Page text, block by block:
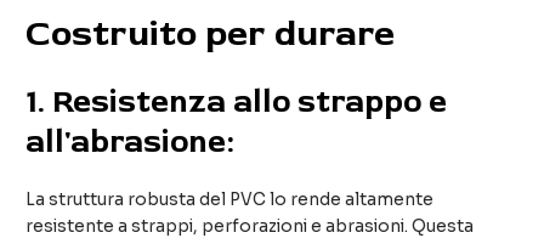
Costruito per durare
1. Resistenza allo strappo e
all'abrasione:
La struttura robusta del PVC lo rende altamente
resistente a strappi, perforazioni e abrasioni. Questa